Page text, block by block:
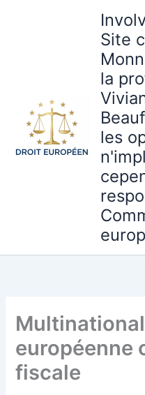
Site
la
les
européenne
fiscale